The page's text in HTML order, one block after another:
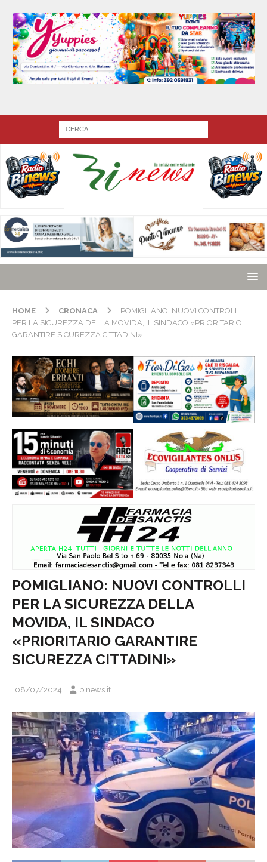
HOME CRONACA
POMIGLIANO: NUOVI CONTROLLI
PER LA SICUREZZA DELLA MOVIDA, IL SINDACO «PRIORITARIO
GARANTIRE SICUREZZA CITTADINI»
POMIGLIANO: NUOVI CONTROLLI
PER LA SICUREZZA DELLA
MOVIDA, IL SINDACO
«PRIORITARIO GARANTIRE
SICUREZZA CITTADINI»
08/07/2024 binews.it